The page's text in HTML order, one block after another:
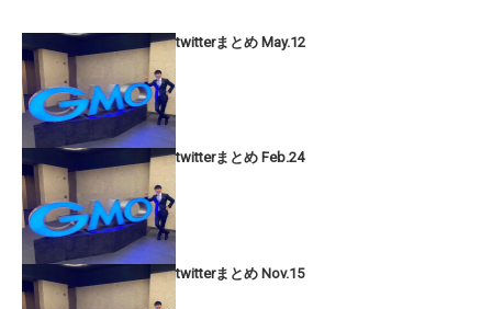
twitterまとめ May.12
twitterまとめ Feb.24
twitterまとめ Nov.15